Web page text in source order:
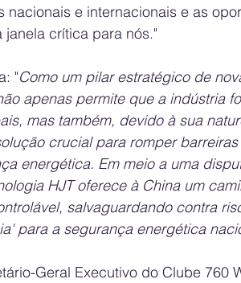
nacionais e internacionais e as
crítica para nós."
"Como um pilar estratégico de
apenas permite que a indústria
mas também, devido à sua
crucial para romper
energética. Em meio a uma
HJT oferece à China um
salvaguardando contra
para a segurança energética
Geral Executivo do Clube 760